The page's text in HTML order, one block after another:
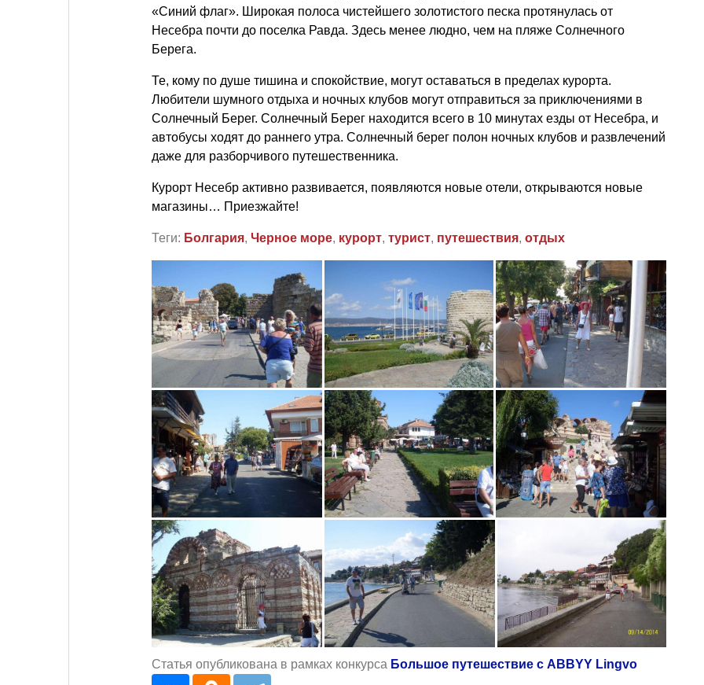
«Синий флаг». Широкая полоса чистейшего золотистого песка протянулась от
Несебра почти до поселка Равда. Здесь менее людно, чем на пляже Солнечного
Берега.
Те, кому по душе тишина и спокойствие, могут оставаться в пределах курорта.
Любители шумного отдыха и ночных клубов могут отправиться за приключениями в
Солнечный Берег. Солнечный Берег находится всего в 10 минутах езды от Несебра, и
автобусы ходят до раннего утра. Солнечный берег полон ночных клубов и развлечений
даже для разборчивого путешественника.
Курорт Несебр активно развивается, появляются новые отели, открываются новые
магазины… Приезжайте!
Теги: Болгария, Черное море, курорт, турист, путешествия, отдых
Статья опубликована в рамках конкурса Большое путешествие с ABBYY Lingvo